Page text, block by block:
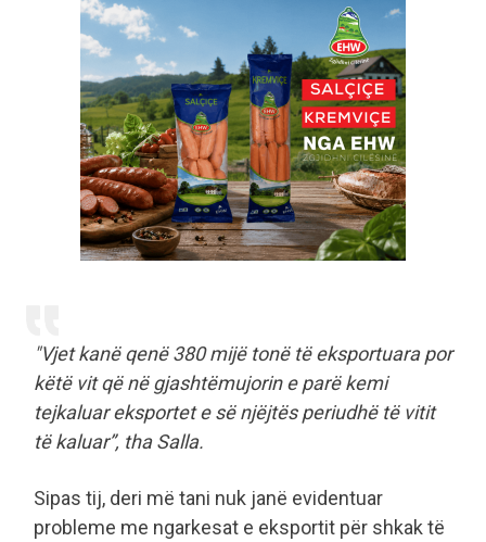
"Vjet kanë qenë 380 mijë tonë të eksportuara por
këtë vit që në gjashtëmujorin e parë kemi
tejkaluar eksportet e së njëjtës periudhë të vitit
të kaluar”, tha Salla.
Sipas tij, deri më tani nuk janë evidentuar
probleme me ngarkesat e eksportit për shkak të